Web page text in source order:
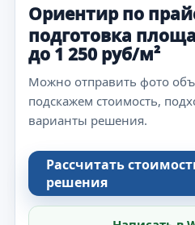
Ориентир по
подготовка
до 1 250 руб/м²
Можно отправить фото
подскажем стоимость,
варианты решения.
Рассчитать
решения